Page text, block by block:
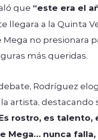
que “este era el
llegara a la Quinta
no presionara
más queridas.
Rodríguez
artista, destacando
rostro, es talento,
Mega… nunca falla,